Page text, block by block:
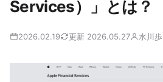
Services）」とは？
2026.02.19 更新 2026.05.27 水川歩